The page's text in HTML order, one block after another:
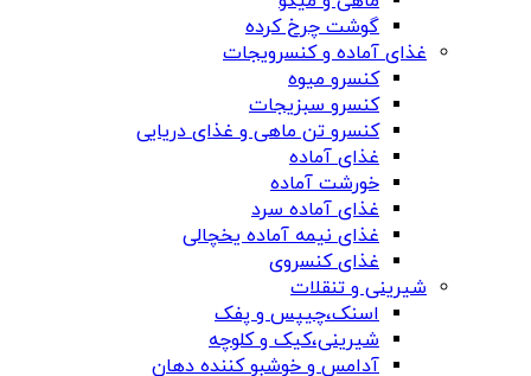
گوشت چرخ کرده
غذای آماده و کنسرویجات
کنسرو میوه
کنسرو سبزیجات
کنسرو تن ماهی و غذای دریایی
غذای آماده
خورشت آماده
غذای آماده سرد
غذای نیمه آماده یخچالی
غذای کنسروی
شیرینی و تنقلات
اسنک،چیپس و پفک
شیرینی،کیک و کلوچه
آدامس و خوشبو کننده دهان